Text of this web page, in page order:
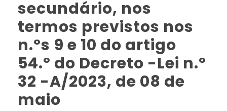
secundário, nos
termos previstos nos
n.ºs 9 e 10 do artigo
54.º do Decreto -Lei n.º
32 -A/2023, de 08 de
maio